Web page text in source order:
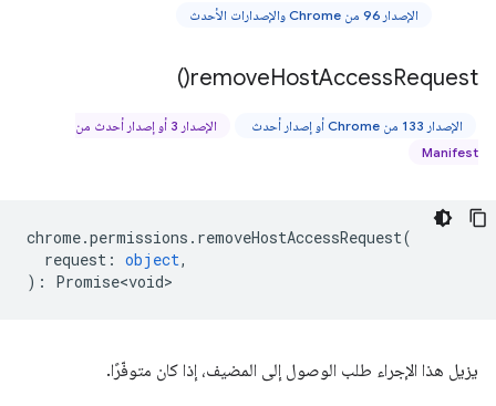
الإصدار 96 من Chrome والإصدارات الأحدث
removeHostAccessRequest(
)
الإصدار 133 من Chrome أو إصدار أحدث
الإصدار 3 أو إصدار أحدث من
Manifest
chrome.permissions . removeHostAccessRequest(
request : object,
) : Promise<void>
يزيل هذا الإجراء طلب الوصول إلى المضيف، إذا كان متوفّرًا.